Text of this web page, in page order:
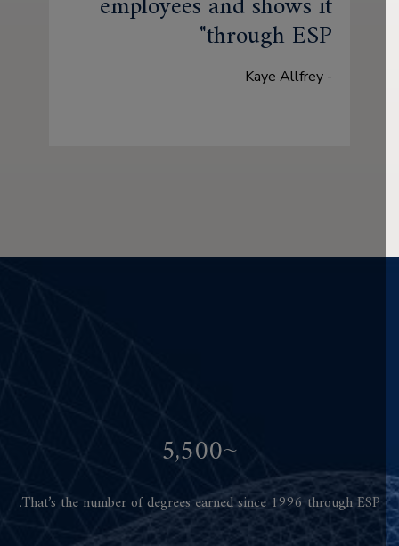
through ESP
~5,500
That’s the number of degrees earned since 1996 through ESP.
$90 M
invested in the education and development of our employees.
60+
countries with employee participation.